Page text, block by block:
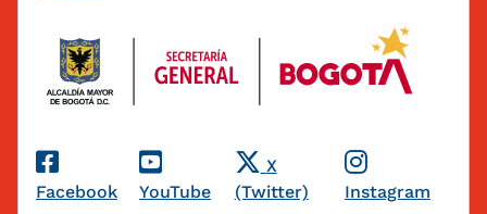
Redes Sociales
Facebook YouTube
X
(Twitter)
Instagram